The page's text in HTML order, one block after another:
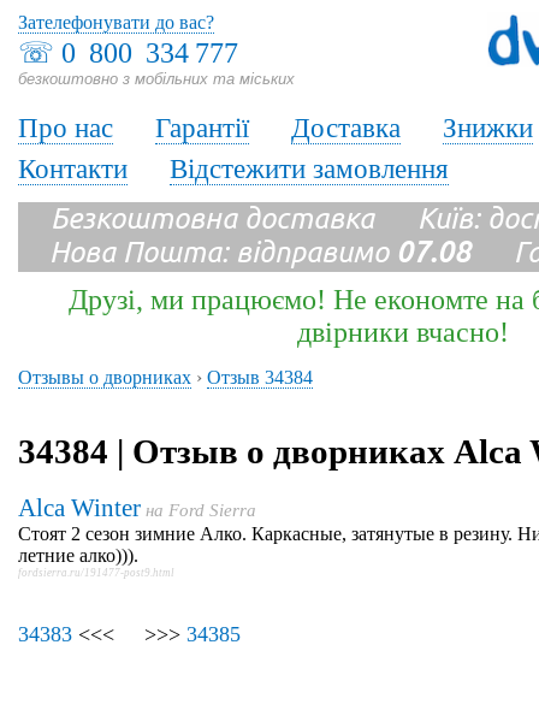
☏ 0 800 334 777
безкоштовно з мобільних та міських
Зателефонувати до вас?
Про нас Гарантії Доставка
Знижки
Контакти
Відстежити замовлення
Безкоштовна доставка Київ:
Нова Пошта: відправимо 07.08
Друзі, ми працюємо! Не економте на
двірники вчасно!
Отзывы о дворниках › Отзыв 34384
34384 | Отзыв о дворниках Alca
Alca Winter на Ford Sierra
Стоят 2 сезон зимние Алко. Каркасные, затянутые в резину.
летние алко))).
fordsierra.ru/191477-post9.html
34383 <<< >>> 34385